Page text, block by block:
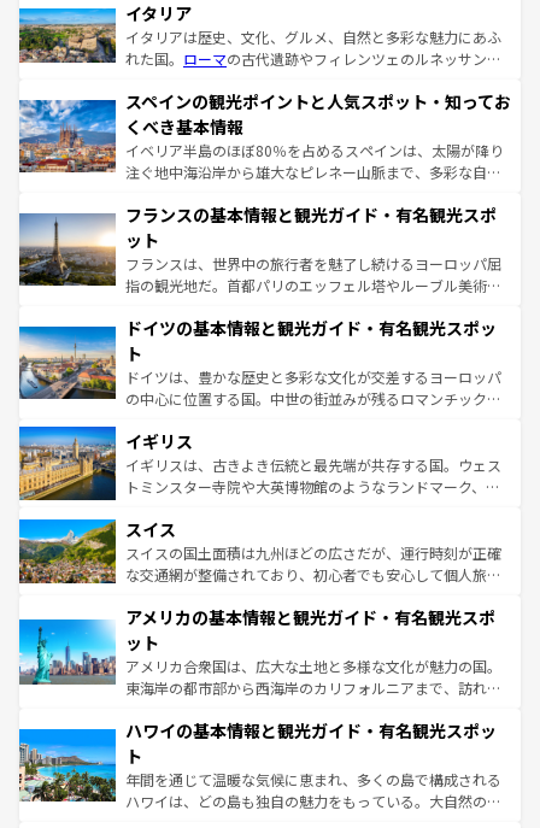
イタリア
イタリアは歴史、文化、グルメ、自然と多彩な魅力にあふ
れた国。 ローマの古代遺跡やフィレンツェのルネッサンス
ろん、トスカーナの美しい田園風景やアマルフィ海岸の絶
景など、自然景観も見逃せない。観光の合間には、本場の
ピザやパスタなど、絶品のイタリア料理を堪能することも
できる。朝目覚めてから夜眠るまで、すべての瞬間を楽し
なお、新着のイタリア情報はコンテンツ一覧を参照してほ
しい。
スペインの観光ポイントと人気スポット・知ってお
くべき基本情報
イベリア半島のほぼ80％を占めるスペインは、太陽が降り
注ぐ地中海沿岸から雄大なピレネー山脈まで、多彩な自然
文化が根付くこの国では、情熱的なフラメンコ、熱気あふ
れる闘牛、そして美味しいタパスが生活の一部となってい
る。首都マドリードの洗練された雰囲気や、バルセロナの
アートに溢れた街角から、地方では古代ローマ遺跡や中世
せる。地方によって風土や気候が異なるスペインはその個
ンテンツ一覧 を参照してほしい。
フランスの基本情報と観光ガイド・有名観光スポ
ット
フランスは、世界中の旅行者を魅了し続けるヨーロッパ屈
指の観光地だ。首都パリのエッフェル塔やルーブル美術館
で、幅広い魅力が詰まっている。華麗な宮殿、歴史的な大
聖堂、美しいビーチ、そして豊かな自然が、訪れる者を心
から魅了する。また、フランスは美食の国としても知ら
れ、フランス料理はユネスコ無形文化遺産にも登録されて
香り高いラベンダー畑など、多彩な楽しみ方が可能だ。さ
らに、パリ以外の地域にも魅力が溢れており、どの街角に
も豊かな歴史と文化が息づいている。パリ以外の個性あふ
を参照してほしい。
ドイツの基本情報と観光ガイド・有名観光スポッ
ト
ドイツは、豊かな歴史と多彩な文化が交差するヨーロッパ
の中心に位置する国。中世の街並みが残るロマンチック街
顔を持つこの国は、どこを歩いても飽きることがない。ベ
ルリンの文化的活気、バイエルン州のアルプスの絶景、そ
してライン川沿いのワイン畑といった風景は必見。ビール
は、お酒好きな人にはぜひ体験してほしい。 なお、新着の
ドイツ情報はコンテンツ一覧を参照してほしい。
イギリス
イギリスは、古きよき伝統と最先端が共存する国。ウェス
トミンスター寺院や大英博物館のようなランドマーク、歴
リアごとに異なる魅力がある。また、優雅なアフタヌーン
ティー、ビール好きにはたまらない英国パブ、サッカー観
戦など、本場だからこそできる体験も豊富。イギリスを旅
ンツ一覧を参照してほしい。
スイス
スイスの国土面積は九州ほどの広さだが、運行時刻が正確
な交通網が整備されており、初心者でも安心して個人旅行
の建物がそのまま残る町や、スイスならではのユニークな
博物館もあり、アルプス観光だけでなく町歩きも満喫する
ことができる。国民の所得が高いため物価も高いが、旅行
者向けの交通パス提供のサービスもあり、うまく活用すれ
着のスイス情報はコンテンツ一覧を参照してほしい。
アメリカの基本情報と観光ガイド・有名観光スポ
ット
アメリカ合衆国は、広大な土地と多様な文化が魅力の国。
東海岸の都市部から西海岸のカリフォルニアまで、訪れる
のような巨大都市は、観光、ショッピング、エンターテイ
ンメントが詰まった刺激的なスポットだ。一方、アメリカ
西部には大自然が広がり、グランドキャニオンやイエロー
ストーン国立公園といった絶景が堪能できる。さらに、南
ハワイの基本情報と観光ガイド・有名観光スポッ
ト
年間を通じて温暖な気候に恵まれ、多くの島で構成される
ハワイは、どの島も独自の魅力をもっている。大自然の神